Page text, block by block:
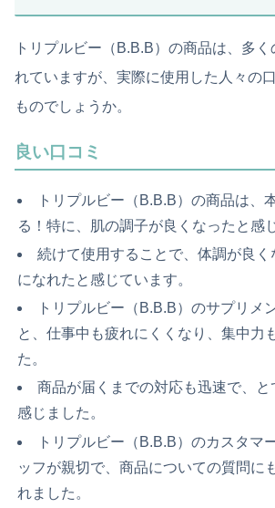
トリプルビー（B.B.B）の商品は、多
れていますが、実際に使用した人々の
ものでしょうか。
良い口コミ
トリプルビー（B.B.B）の商品は、
る！特に、肌の調子が良くなったと感
続けて使用することで、体調が良
になれたと感じています。
トリプルビー（B.B.B）のサプリメ
と、仕事中も疲れにくくなり、集中力
た。
商品が届くまでの対応も迅速で、と
感じました。
トリプルビー（B.B.B）のカスタマ
ッフが親切で、商品についての質問に
れました。